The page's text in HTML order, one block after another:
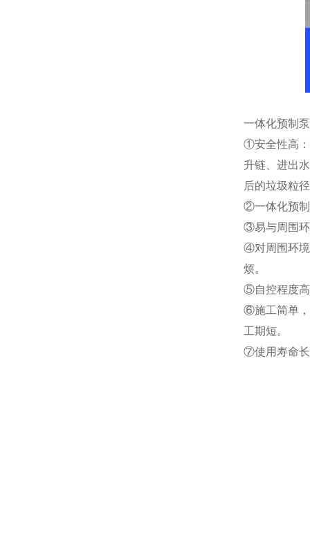
一体化预制
①安全性高：
升链、进出
后的垃圾粒
②一体化预制
③易与周围环
④对周围环境
烦。
⑤自控程度高
⑥施工简单，
工期短。
⑦使用寿命长